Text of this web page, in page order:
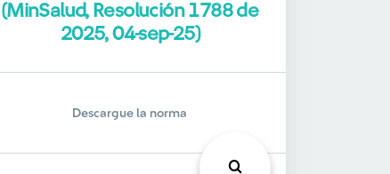
(MinSalud, Resolución 1788 de
2025, 04-sep-25)
Descargue la norma